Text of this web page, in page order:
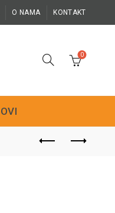
O NAMA KONTAKT
0